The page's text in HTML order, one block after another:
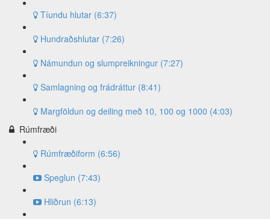
Tíundu hlutar (6:37)
Hundraðshlutar (7:26)
Námundun og slumpreikningur (7:27)
Samlagning og frádráttur (8:41)
Margföldun og deiling með 10, 100 og 1000 (4:03)
Rúmfræði
Rúmfræðiform (6:56)
Speglun (7:43)
Hliðrun (6:13)